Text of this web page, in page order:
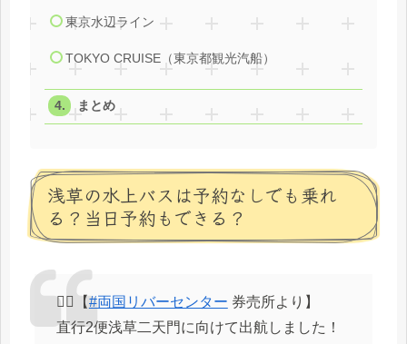
東京水辺ライン
TOKYO CRUISE（東京都観光汽船）
まとめ
浅草の水上バスは予約なしでも乗れ
る？当日予約もできる？
👨‍✈️【#両国リバーセンター 券売所より】
直行2便浅草二天門に向けて出航しました！